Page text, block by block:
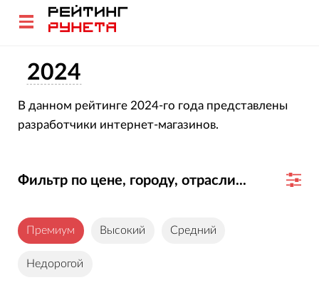
2024
В данном рейтинге 2024-го года представлены
разработчики интернет-магазинов.
Фильтр по цене, городу, отрасли...
Премиум Высокий Средний
Недорогой